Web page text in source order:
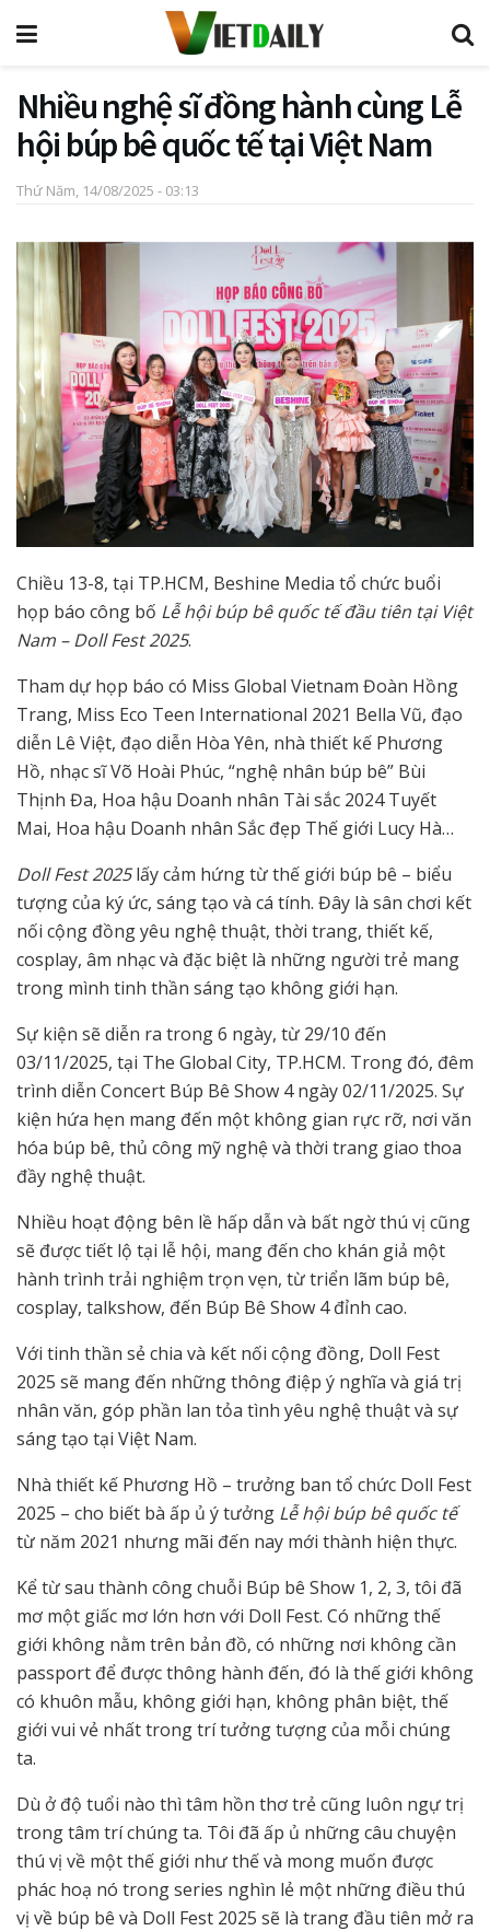
Nhiều nghệ sĩ đồng hành cùng Lễ
hội búp bê quốc tế tại Việt Nam
Thứ Năm, 14/08/2025 - 03:13
Chiều 13-8, tại TP.HCM, Beshine Media tổ chức buổi
họp báo công bố Lễ hội búp bê quốc tế đầu tiên tại Việt
Nam – Doll Fest 2025.
Tham dự họp báo có Miss Global Vietnam Đoàn Hồng
Trang, Miss Eco Teen International 2021 Bella Vũ, đạo
diễn Lê Việt, đạo diễn Hòa Yên, nhà thiết kế Phương
Hồ, nhạc sĩ Võ Hoài Phúc, “nghệ nhân búp bê” Bùi
Thịnh Đa, Hoa hậu Doanh nhân Tài sắc 2024 Tuyết
Mai, Hoa hậu Doanh nhân Sắc đẹp Thế giới Lucy Hà…
Doll Fest 2025lấy cảm hứng từ thế giới búp bê – biểu
tượng của ký ức, sáng tạo và cá tính. Đây là sân chơi kết
nối cộng đồng yêu nghệ thuật, thời trang, thiết kế,
cosplay, âm nhạc và đặc biệt là những người trẻ mang
trong mình tinh thần sáng tạo không giới hạn.
Sự kiện sẽ diễn ra trong 6 ngày, từ 29/10 đến
03/11/2025, tại The Global City, TP.HCM. Trong đó, đêm
trình diễn Concert Búp Bê Show 4 ngày 02/11/2025. Sự
kiện hứa hẹn mang đến một không gian rực rỡ, nơi văn
hóa búp bê, thủ công mỹ nghệ và thời trang giao thoa
đầy nghệ thuật.
Nhiều hoạt động bên lề hấp dẫn và bất ngờ thú vị cũng
sẽ được tiết lộ tại lễ hội, mang đến cho khán giả một
hành trình trải nghiệm trọn vẹn, từ triển lãm búp bê,
cosplay, talkshow, đến Búp Bê Show 4 đỉnh cao.
Với tinh thần sẻ chia và kết nối cộng đồng, Doll Fest
2025 sẽ mang đến những thông điệp ý nghĩa và giá trị
nhân văn, góp phần lan tỏa tình yêu nghệ thuật và sự
sáng tạo tại Việt Nam.
Nhà thiết kế Phương Hồ – trưởng ban tổ chức Doll Fest
2025 – cho biết bà ấp ủ ý tưởng Lễ hội búp bê quốc tế
từ năm 2021 nhưng mãi đến nay mới thành hiện thực.
Kể từ sau thành công chuỗi Búp bê Show 1, 2, 3, tôi đã
mơ một giấc mơ lớn hơn với Doll Fest. Có những thế
giới không nằm trên bản đồ, có những nơi không cần
passport để được thông hành đến, đó là thế giới không
có khuôn mẫu, không giới hạn, không phân biệt, thế
giới vui vẻ nhất trong trí tưởng tượng của mỗi chúng
ta.
Dù ở độ tuổi nào thì tâm hồn thơ trẻ cũng luôn ngự trị
trong tâm trí chúng ta. Tôi đã ấp ủ những câu chuyện
thú vị về một thế giới như thế và mong muốn được
phác hoạ nó trong series nghìn lẻ một những điều thú
vị về búp bê và Doll Fest 2025 sẽ là trang đầu tiên mở ra